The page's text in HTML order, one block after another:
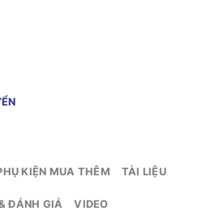
KIỆN MUA THÊM TÀI LIỆU
ĐÁNH GIÁ VIDEO